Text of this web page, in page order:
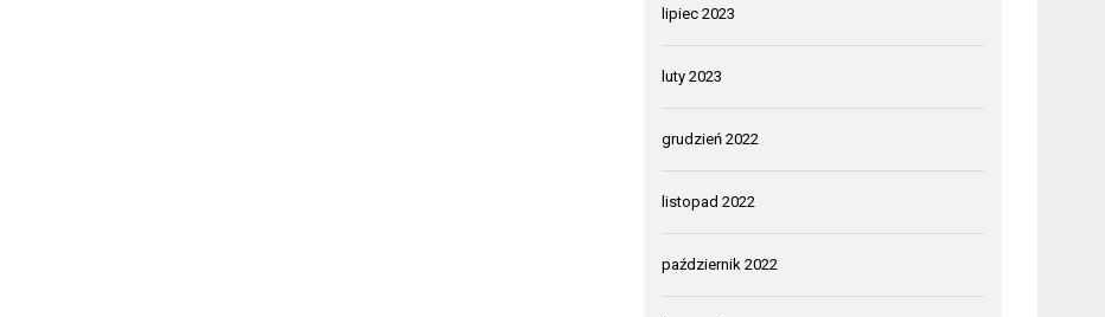
lipiec 2023
luty 2023
grudzień 2022
listopad 2022
październik 2022